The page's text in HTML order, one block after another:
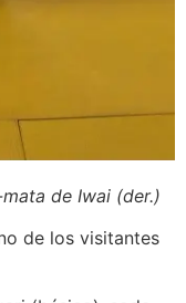
de Iwai (der.)
de los visitantes